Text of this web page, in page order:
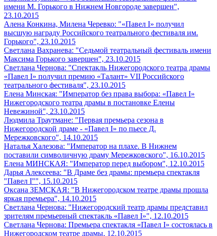
имени М. Горького в Нижнем Новгороде завершен",
23.10.2015
Алена Конкина, Милена Черевко: "«Павел I» получил
высшую награду Российского театрального фестиваля им.
Горького", 23.10.2015
Светлана Вахранева: "Седьмой театральный фестиваль имени
Максима Горького завершен", 23.10.2015
Светлана Чернова: "Спектакль Нижегородского театра драмы
«Павел I» получил премию «Талант» VII Российского
театрального фестиваля", 23.10.2015
Елена Минская: "Император без права выбора: «Павел I»
Нижегородского театра драмы в постановке Елены
Невежиной", 23.10.2015
Людмила Траутмане: "Первая премьера сезона в
Нижегородской драме - «Павел I» по пьесе Д.
Мережковского", 14.10.2015
Наталья Халезова: "Император на плахе. В Нижнем
поставили символичную драму Мережковского", 16.10.2015
Елена МИНСКАЯ: "Император перед выбором", 12.10.2015
Дарья Алексеева: "В Драме без драмы: премьера спектакля
"Павел I"", 15.10.2015
Оксана ЗЕМСКАЯ: "В Нижегородском театре драмы прошла
яркая премьера", 14.10.2015
Светлана Чернова: "Нижегородский театр драмы представил
зрителям премьерный спектакль «Павел I»", 12.10.2015
Светлана Чернова: Премьера спектакля «Павел I» состоялась в
Нижегородском театре драмы, 12.10.2015